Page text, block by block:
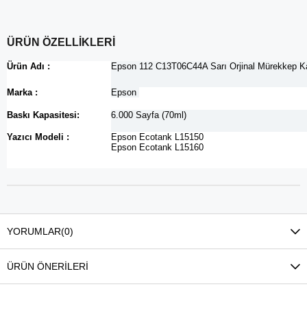
ÜRÜN ÖZELLİKLERİ
Ürün Adı : Epson 112 C13T06C44A Sarı Orjinal Mürekkep
Marka : Epson
Baskı Kapasitesi: 6.000 Sayfa (70ml)
Yazıcı Modeli :
Epson Ecotank L15150
Epson Ecotank L15160
YORUMLAR(0)
ÜRÜN ÖNERILERI